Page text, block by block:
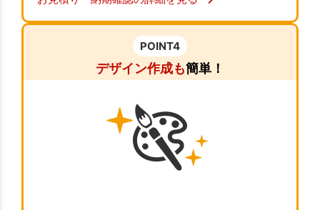
POINT4
デザイン作成も簡単！